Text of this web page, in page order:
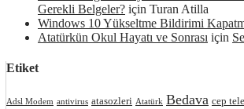
Gerekli Belgeler? için Turan Atilla
Windows 10 Yükseltme Bildirimi
Atatürkün Okul Hayatı ve Sonrası için
Etiket
Adsl Modem antivirus atasozleri Atatürk Bedava cep